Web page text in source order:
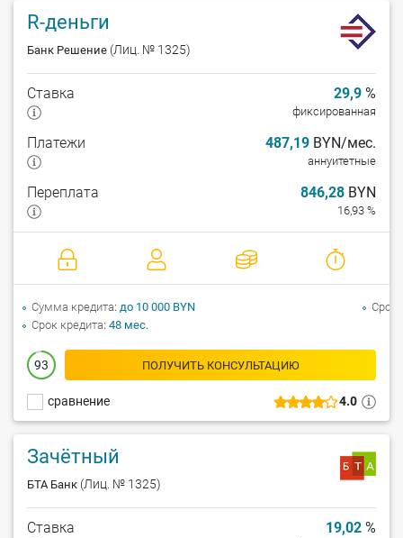
R-деньги
Банк Решение (Лиц. № 1325)
4.0
сравнение
Ставка 29,9 %
фиксированная
Платежи 487,19 BYN/мес.
аннуитетные
Переплата 846,28 BYN
16,93 %
93 ПОЛУЧИТЬ КОНСУЛЬТАЦИЮ
Сумма кредита до 10 000 BYN
Срок кредита 48 мес.
Срок
Зачётный
БТА Банк (Лиц. № 1325)
Ставка 19,02 %